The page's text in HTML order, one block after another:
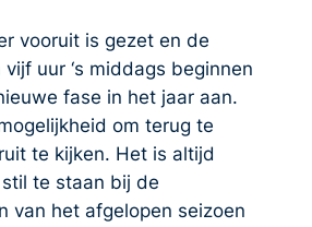
vooruit is gezet en de
uur ‘s middags beginnen
fase in het jaar aan.
om terug te
te kijken. Het is altijd
te staan bij de
van het afgelopen seizoen